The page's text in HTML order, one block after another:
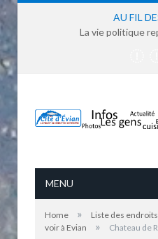
AU FIL
La vie politique
MENU
Home »
Liste des
voir à Evian
» Chateau de